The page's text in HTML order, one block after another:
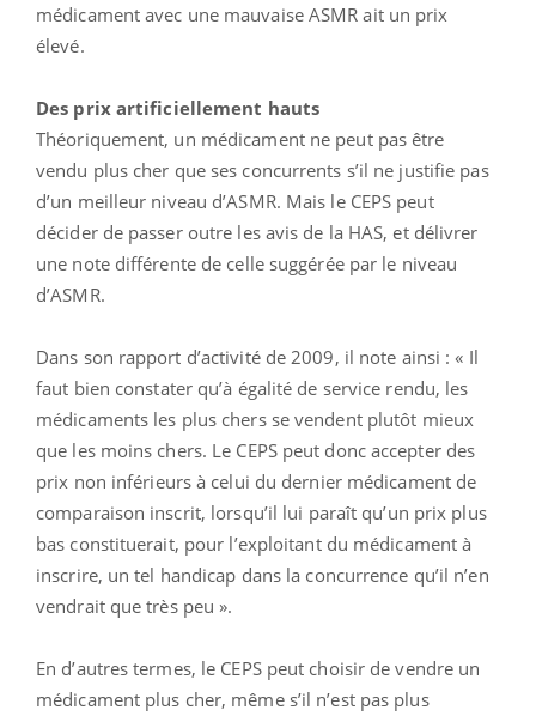
médicament avec une mauvaise ASMR ait un prix
élevé.
Des prix artificiellement hauts
Théoriquement, un médicament ne peut pas être
vendu plus cher que ses concurrents s’il ne justifie pas
d’un meilleur niveau d’ASMR. Mais le CEPS peut
décider de passer outre les avis de la HAS, et délivrer
une note différente de celle suggérée par le niveau
d’ASMR.
Dans son rapport d’activité de 2009, il note ainsi : « Il
faut bien constater qu’à égalité de service rendu, les
médicaments les plus chers se vendent plutôt mieux
que les moins chers. Le CEPS peut donc accepter des
prix non inférieurs à celui du dernier médicament de
comparaison inscrit, lorsqu’il lui paraît qu’un prix plus
bas constituerait, pour l’exploitant du médicament à
inscrire, un tel handicap dans la concurrence qu’il n’en
vendrait que très peu ».
En d’autres termes, le CEPS peut choisir de vendre un
médicament plus cher, même s’il n’est pas plus